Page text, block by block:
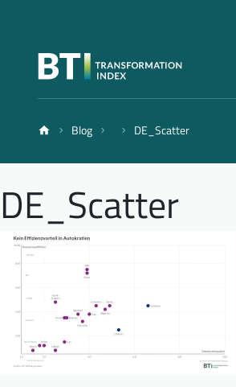
Blog DE_Scatter
DE_Scatter